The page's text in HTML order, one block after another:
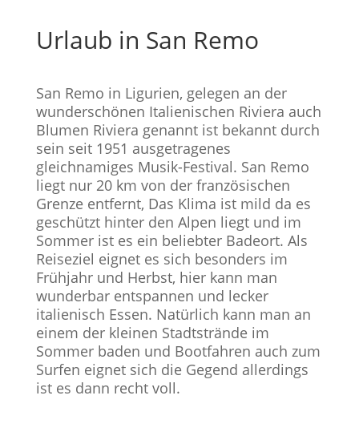
Urlaub in San Remo
San Remo in Ligurien, gelegen an der
wunderschönen Italienischen Riviera auch
Blumen Riviera genannt ist bekannt durch
sein seit 1951 ausgetragenes
gleichnamiges Musik-Festival. San Remo
liegt nur 20 km von der französischen
Grenze entfernt, Das Klima ist mild da es
geschützt hinter den Alpen liegt und im
Sommer ist es ein beliebter Badeort. Als
Reiseziel eignet es sich besonders im
Frühjahr und Herbst, hier kann man
wunderbar entspannen und lecker
italienisch Essen. Natürlich kann man an
einem der kleinen Stadtstrände im
Sommer baden und Bootfahren auch zum
Surfen eignet sich die Gegend allerdings
ist es dann recht voll.